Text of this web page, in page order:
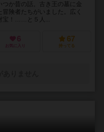
か昔の話。古き王の墓に金
険者たちがいました。広く
宝！……と５人...
6
お気に入り
67
持ってる